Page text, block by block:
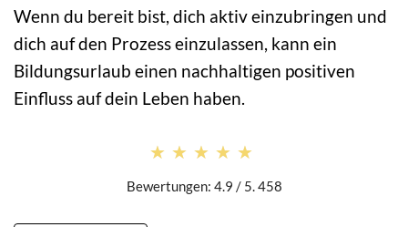
Wenn du bereit bist, dich aktiv einzubringen und
dich auf den Prozess einzulassen, kann ein
Bildungsurlaub einen nachhaltigen positiven
Einfluss auf dein Leben haben.
★★★★★
★★★★★
Bewertungen: 4.9 / 5. 458